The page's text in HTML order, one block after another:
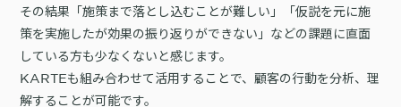
サイト管理・改善
A/Bテスト
LPO
広告配信最適化
広告ダッシュボード
広告媒体へデータ連携
WOWOWはユーザー離脱という課題にどう挑んだのか？高度なコミュ
ニケーションを実現する基盤作りの裏側
スペック
その結果「施策まで落とし込むことが難しい」「仮説を元に施
策を実施したが効果の振り返りができない」などの課題に直面
している方も少なくないと感じます。
KARTEも組み合わせて活用することで、顧客の行動を分析、理
解することが可能です。